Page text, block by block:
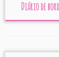
Diário de